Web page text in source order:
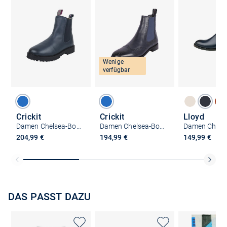
Crickit
204,99 €
Wenige
verfügbar
Crickit
194,99 €
Lloyd
149,99 €
DAS PASST DAZU